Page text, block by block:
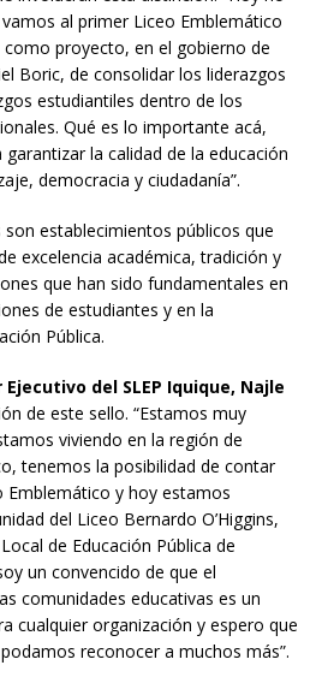
al primer Liceo Emblemático
proyecto, en el gobierno de
Boric, de consolidar los liderazgos
estudiantiles dentro de los
Qué es lo importante acá,
la calidad de la educación
democracia y ciudadanía”.
establecimientos públicos que
excelencia académica, tradición y
que han sido fundamentales en
de estudiantes y en la
Pública.
del SLEP Iquique, Najle
de este sello. “Estamos muy
viviendo en la región de
tenemos la posibilidad de contar
y hoy estamos
del Liceo Bernardo O’Higgins,
de Educación Pública de
un convencido de que el
comunidades educativas es un
cualquier organización y espero que
reconocer a muchos más”.